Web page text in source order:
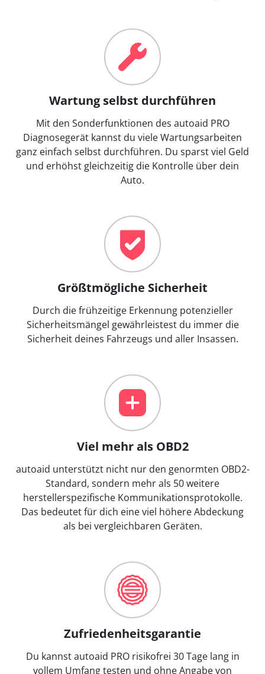
Wartung selbst durchführen
Mit den Sonderfunktionen des autoaid PRO
Diagnosegerät kannst du viele Wartungsarbeiten
ganz einfach selbst durchführen. Du sparst viel Geld
und erhöhst gleichzeitig die Kontrolle über dein
Auto.
Größtmögliche Sicherheit
Durch die frühzeitige Erkennung potenzieller
Sicherheitsmängel gewährleistest du immer die
Sicherheit deines Fahrzeugs und aller Insassen.
Viel mehr als OBD2
autoaid unterstützt nicht nur den genormten OBD2-
Standard, sondern mehr als 50 weitere
herstellerspezifische Kommunikationsprotokolle.
Das bedeutet für dich eine viel höhere Abdeckung
als bei vergleichbaren Geräten.
Zufriedenheitsgarantie
Du kannst autoaid PRO risikofrei 30 Tage lang in
vollem Umfang testen und ohne Angabe von